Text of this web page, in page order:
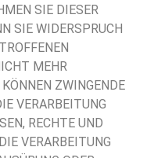
SIE DIESER
SIE WIDERSPRUCH
MEHR
ZWINGENDE
VERARBEITUNG
RECHTE UND
VERARBEITUNG